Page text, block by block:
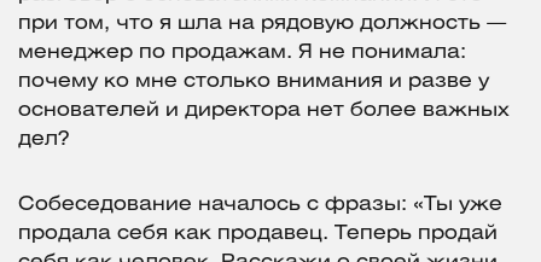
при том, что я шла на рядовую должность —
менеджер по продажам. Я не понимала:
почему ко мне столько внимания и разве у
основателей и директора нет более важных
дел?
Собеседование началось с фразы: «Ты уже
продала себя как продавец. Теперь продай